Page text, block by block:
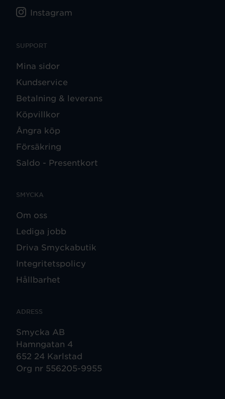
SUPPORT
Mina sidor
Kundservice
Betalning & leverans
Köpvillkor
Ångra köp
Försäkring
Saldo - Presentkort
SMYCKA
Om oss
Lediga jobb
Driva Smyckabutik
Integritetspolicy
Hållbarhet
ADRESS
Smycka AB
Hamngatan 4
652 24 Karlstad
Org nr 556205-9955
Instagram